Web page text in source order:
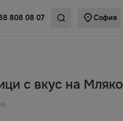
808 08 07 София
с вкус на Мляко